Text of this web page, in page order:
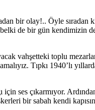
bir olay!.. Öyle sıradan
de bir gün kendimizin
vahşetteki toplu
Tıpkı 1940’lı
ses çıkarmıyor.
bir sabah kendi